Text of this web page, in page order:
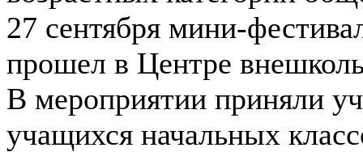
27 сентября мини-
прошел в Центре
В мероприятии приняли
учащихся начальных